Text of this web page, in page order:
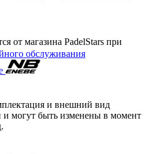
от магазина PadelStars при
обслуживания
и внешний вид
и могут быть изменены в момент